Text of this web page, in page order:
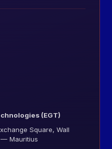
(EGT)
Square, Wall
— Mauritius